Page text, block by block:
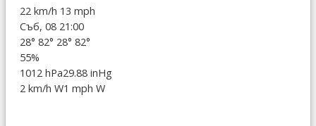
22 km/h 13 mph
Съб, 08 21:00
28° 82° 28° 82°
55%
1012 hPa29.88 inHg
2 km/h W1 mph W